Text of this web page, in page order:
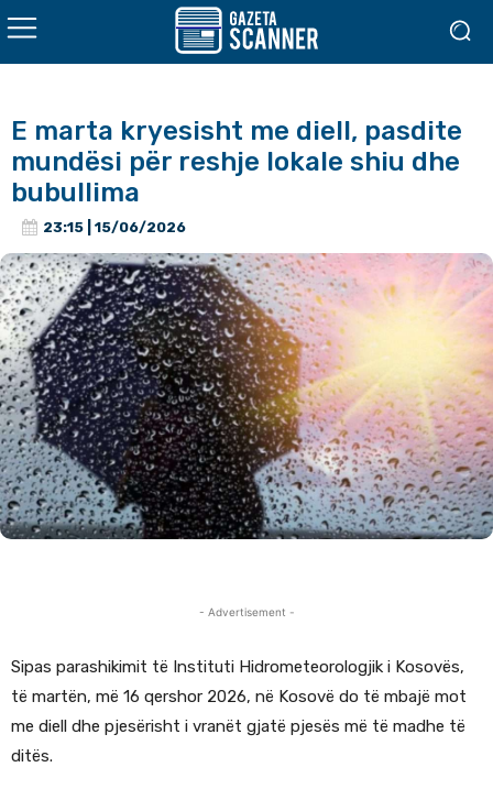
E marta kryesisht me diell, pasdite
mundësi për reshje lokale shiu dhe
bubullima
23:15 | 15/06/2026
- Advertisement -
Sipas parashikimit të Instituti Hidrometeorologjik i Kosovës,
të martën, më 16 qershor 2026, në Kosovë do të mbajë mot
me diell dhe pjesërisht i vranët gjatë pjesës më të madhe të
ditës.